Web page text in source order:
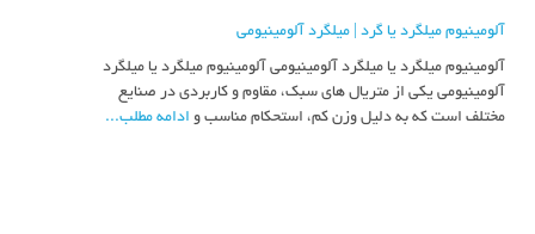
آلومینیوم میلگرد یا گرد | میلگرد آلومینیومی
آلومینیوم میلگرد یا میلگرد آلومینیومی آلومینیوم میلگرد یا میلگرد
آلومینیومی یکی از متریال های سبک، مقاوم و کاربردی در صنایع
مختلف است که به دلیل وزن کم، استحکام مناسب و ادامه مطلب...